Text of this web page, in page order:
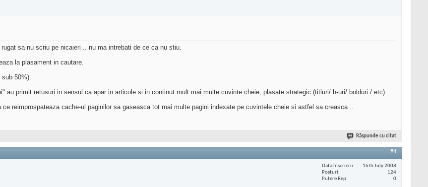
sa nu scriu pe nicaieri .. nu ma intrebati de ce ca nu stiu.
la plasament in cautare.
sub 50%).
au primit retusuri in sensul ca apar in articole si in continut mult mai multe cuvinte cheie, plasate strategic (titluri/ h-uri/ bolduri / etc).
reimprospateaza cache-ul paginilor sa gaseasca tot mai multe pagini indexate pe cuvintele cheie si astfel sa creasca ..
Răspunde cu citat
#4
Data înscrierii
16th July 2008
Posturi
124
Putere Rep
0